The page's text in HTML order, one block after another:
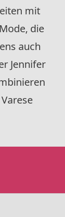
mit
die
auch
Jennifer